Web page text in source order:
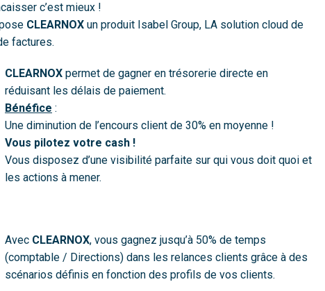
c’est mieux !
CLEARNOX un produit Isabel Group, LA solution cloud de
factures.
CLEARNOX permet de gagner en trésorerie directe en
réduisant les délais de paiement.
Bénéfice :
Une diminution de l’encours client de 30% en moyenne !
Vous pilotez votre cash !
Vous disposez d’une visibilité parfaite sur qui vous doit quoi et
les actions à mener.
Avec CLEARNOX, vous gagnez jusqu’à 50% de temps
(comptable / Directions) dans les relances clients grâce à des
scénarios définis en fonction des profils de vos clients.